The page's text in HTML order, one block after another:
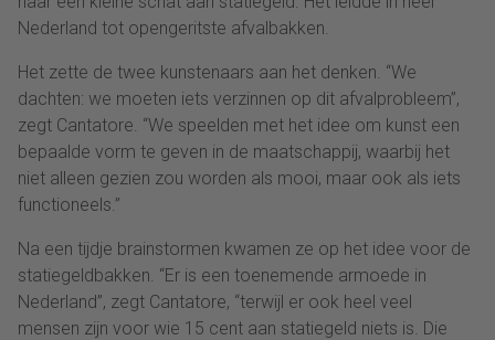
Nederland tot opengeritste afvalbakken.
Het zette de twee kunstenaars aan het denken. “We
dachten: we moeten iets verzinnen op dit afvalprobleem”,
zegt Cantatore. “We speelden met het idee om kunst een
bepaalde vorm te geven in de maatschappij, waarbij het
niet alleen gezien zou worden als mooi, maar ook als iets
functioneels.”
Na een tijdje brainstormen kwamen ze op het idee voor de
statiegeldbakken. “Er is een toenemende armoede in
Nederland”, zegt Cantatore, “terwijl er ook heel veel
mensen zijn voor wie 15 cent aan statiegeld niets is. Die